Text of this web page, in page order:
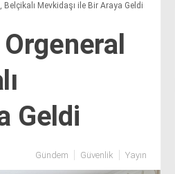
Mevkidaşı ile Bir Araya Geldi
Geldi
Gündem Güvenlik Yayın